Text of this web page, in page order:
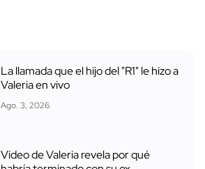
La llamada que el hijo del "R1" le hizo a
Valeria en vivo
Ago. 3, 2026
Video de Valeria revela por qué